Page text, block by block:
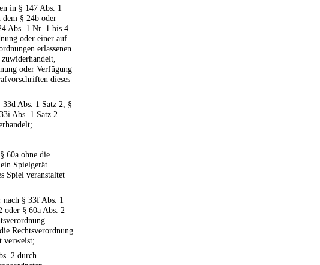
in § 147 Abs. 1
dem § 24b oder
Abs. 1 Nr. 1 bis 4
oder einer auf
erlassenen
oder Verfügung
dieses
Abs. 1 Satz 2, §
Abs. 1 Satz 2
60a ohne die
Spielgerät
Spiel veranstaltet
§ 33f Abs. 1
oder § 60a Abs. 2
Rechtsverordnung
verweist;
2 durch